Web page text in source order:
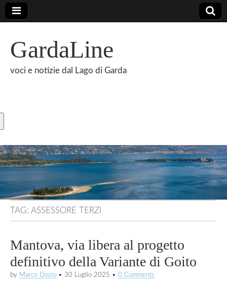
GardaLine
voci e notizie dal Lago di Garda
TAG: ASSESSORE TERZI
Mantova, via libera al progetto
definitivo della Variante di Goito
by Marco Dozio • 30 Luglio 2025 • 0 Comments